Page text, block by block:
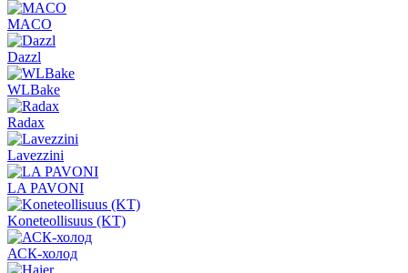
MACO
Dazzl
WLBake
Radax
Lavezzini
LA PAVONI
Koneteollisuus (KT)
АСК-холод